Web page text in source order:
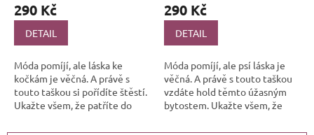
290 Kč
DETAIL
Móda pomíjí, ale láska ke
kočkám je věčná. A právě s
touto taškou si pořídíte štěstí.
Ukažte všem, že patříte do
život o chlup lepší právě...
290 Kč
DETAIL
Móda pomíjí, ale psí láska je
věčná. A právě s touto taškou
vzdáte hold těmto úžasným
bytostem. Ukažte všem, že
kteří mají život o chlup...